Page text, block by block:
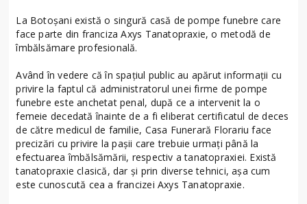
La Botoșani există o singură casă de pompe funebre care
face parte din franciza Axys Tanatopraxie, o metodă de
îmbălsămare profesională.
Având în vedere că în spațiul public au apărut informații cu
privire la faptul că administratorul unei firme de pompe
funebre este anchetat penal, după ce a intervenit la o
femeie decedată înainte de a fi eliberat certificatul de deces
de către medicul de familie, Casa Funerară Florariu face
precizări cu privire la pașii care trebuie urmați până la
efectuarea îmbălsămării, respectiv a tanatopraxiei. Există
tanatopraxie clasică, dar și prin diverse tehnici, așa cum
este cunoscută cea a francizei Axys Tanatopraxie.